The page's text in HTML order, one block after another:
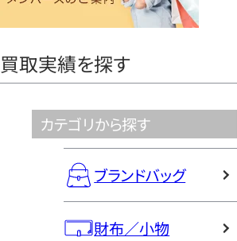
買取実績を探す
カテゴリから探す
ブランドバッグ
財布／小物